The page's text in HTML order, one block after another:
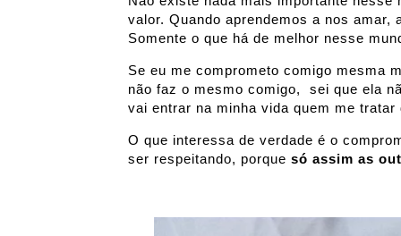
valor. Quando aprendemos a nos amar,
Somente o que há de melhor nesse
Se eu me comprometo comigo mesma
não faz o mesmo comigo, sei que ela
vai entrar na minha vida quem me
O que interessa de verdade é o
ser respeitando, porque só assim as